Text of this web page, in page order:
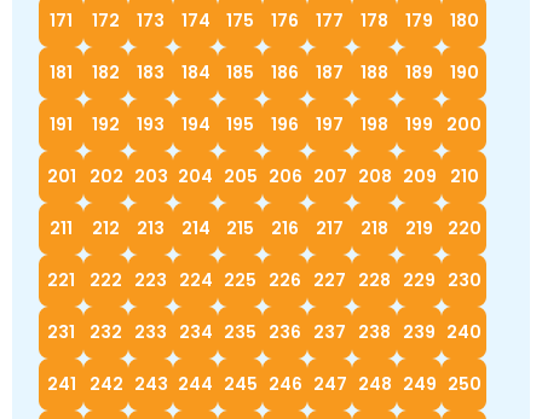
171 172 173 174 175 176 177 178 179 180
181 182 183 184 185 186 187 188 189 190
191 192 193 194 195 196 197 198 199 200
201 202 203 204 205 206 207 208 209 210
211 212 213 214 215 216 217 218 219 220
221 222 223 224 225 226 227 228 229 230
231 232 233 234 235 236 237 238 239 240
241 242 243 244 245 246 247 248 249 250